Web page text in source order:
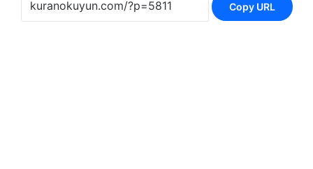
Copy URL